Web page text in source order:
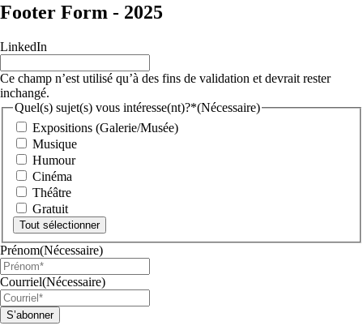
Footer Form - 2025
LinkedIn
Ce champ n’est utilisé qu’à des fins de validation et devrait rester
inchangé.
Quel(s) sujet(s) vous intéresse(nt)?*(Nécessaire)
Expositions (Galerie/Musée)
Musique
Humour
Cinéma
Théâtre
Gratuit
Tout sélectionner
Prénom(Nécessaire)
Courriel(Nécessaire)
S’abonner